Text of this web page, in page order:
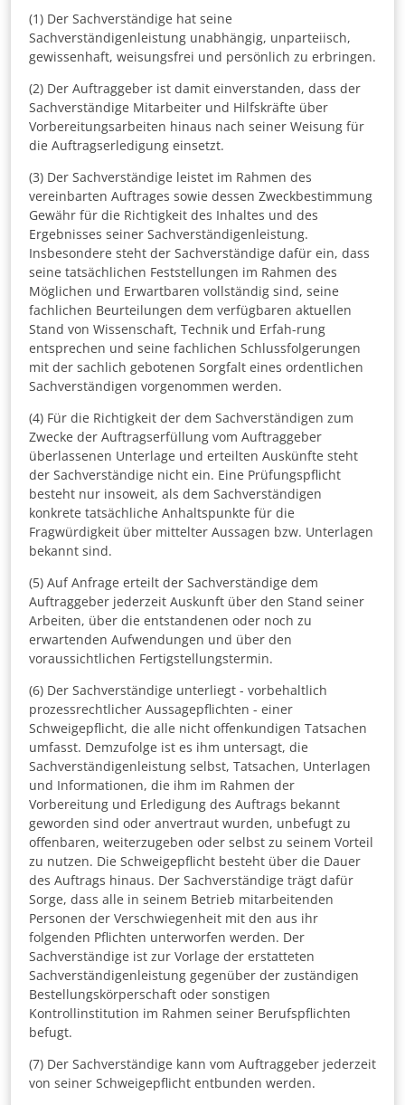
(1) Der Sachverständige hat seine
Sachverständigenleistung unabhängig, unparteiisch,
gewissenhaft, weisungsfrei und persönlich zu erbringen.
(2) Der Auftraggeber ist damit einverstanden, dass der
Sachverständige Mitarbeiter und Hilfskräfte über
Vorbereitungsarbeiten hinaus nach seiner Weisung für
die Auftragserledigung einsetzt.
(3) Der Sachverständige leistet im Rahmen des
vereinbarten Auftrages sowie dessen Zweckbestimmung
Gewähr für die Richtigkeit des Inhaltes und des
Ergebnisses seiner Sachverständigenleistung.
Insbesondere steht der Sachverständige dafür ein, dass
seine tatsächlichen Feststellungen im Rahmen des
Möglichen und Erwartbaren vollständig sind, seine
fachlichen Beurteilungen dem verfügbaren aktuellen
Stand von Wissenschaft, Technik und Erfah-rung
entsprechen und seine fachlichen Schlussfolgerungen
mit der sachlich gebotenen Sorgfalt eines ordentlichen
Sachverständigen vorgenommen werden.
(4) Für die Richtigkeit der dem Sachverständigen zum
Zwecke der Auftragserfüllung vom Auftraggeber
überlassenen Unterlage und erteilten Auskünfte steht
der Sachverständige nicht ein. Eine Prüfungspflicht
besteht nur insoweit, als dem Sachverständigen
konkrete tatsächliche Anhaltspunkte für die
Fragwürdigkeit über mittelter Aussagen bzw. Unterlagen
bekannt sind.
(5) Auf Anfrage erteilt der Sachverständige dem
Auftraggeber jederzeit Auskunft über den Stand seiner
Arbeiten, über die entstandenen oder noch zu
erwartenden Aufwendungen und über den
voraussichtlichen Fertigstellungstermin.
(6) Der Sachverständige unterliegt - vorbehaltlich
prozessrechtlicher Aussagepflichten - einer
Schweigepflicht, die alle nicht offenkundigen Tatsachen
umfasst. Demzufolge ist es ihm untersagt, die
Sachverständigenleistung selbst, Tatsachen, Unterlagen
und Informationen, die ihm im Rahmen der
Vorbereitung und Erledigung des Auftrags bekannt
geworden sind oder anvertraut wurden, unbefugt zu
offenbaren, weiterzugeben oder selbst zu seinem Vorteil
zu nutzen. Die Schweigepflicht besteht über die Dauer
des Auftrags hinaus. Der Sachverständige trägt dafür
Sorge, dass alle in seinem Betrieb mitarbeitenden
Personen der Verschwiegenheit mit den aus ihr
folgenden Pflichten unterworfen werden. Der
Sachverständige ist zur Vorlage der erstatteten
Sachverständigenleistung gegenüber der zuständigen
Bestellungskörperschaft oder sonstigen
Kontrollinstitution im Rahmen seiner Berufspflichten
befugt.
(7) Der Sachverständige kann vom Auftraggeber jederzeit
von seiner Schweigepflicht entbunden werden.